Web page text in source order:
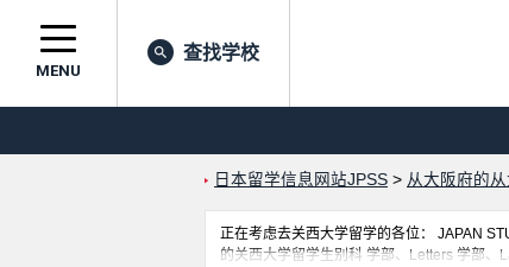
MENU
查找学校
日本留学信息网站JPSS > 从大阪府的
正在考虑去关西大学留学的各位： JAPAN
的关西大学留学生别科 学部、Letters 学部